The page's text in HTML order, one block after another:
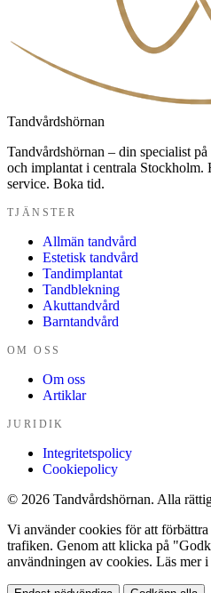
Tandvårdshörnan
Tandvårdshörnan – din specialist
och implantat i centrala Stockholm.
service. Boka tid.
TJÄNSTER
Allmän tandvård
Estetisk tandvård
Tandimplantat
Tandblekning
Akuttandvård
Barntandvård
OM OSS
Om oss
Artiklar
JURIDIK
Integritetspolicy
Cookiepolicy
© 2026 Tandvårdshörnan. Alla
Vi använder cookies för att
trafiken. Genom att klicka på
användningen av cookies. Läs mer